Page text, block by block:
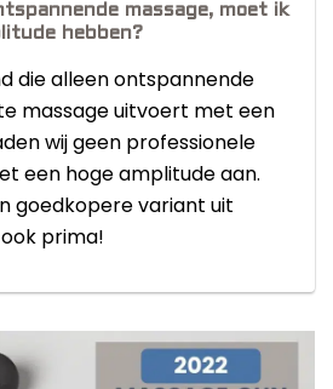
massage, moet ik
hebben?
die alleen ontspannende
massage uitvoert met een
wij geen professionele
een hoge amplitude aan.
goedkopere variant uit
ook prima!